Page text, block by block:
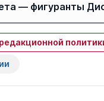
— фигуранты
Степень